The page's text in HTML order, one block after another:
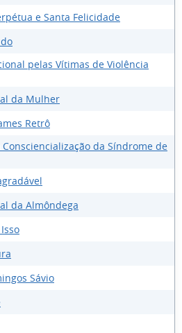
e Santa Felicidade
pelas Vítimas de Violência
da Mulher
Retrô
da Síndrome de
da Almôndega
Sávio